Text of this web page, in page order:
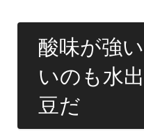
酸味が強
いのも水
豆だ